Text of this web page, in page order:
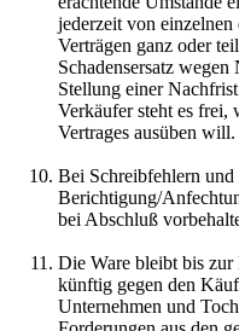
jederzeit von
Verträgen ganz oder
Schadensersatz
Stellung einer
Verkäufer steht es frei,
Vertrages ausüben will.
Bei Schreibfehlern
Berichtigung/
bei Abschluß
Die Ware bleibt bis zur
künftig gegen den
Unternehmen und